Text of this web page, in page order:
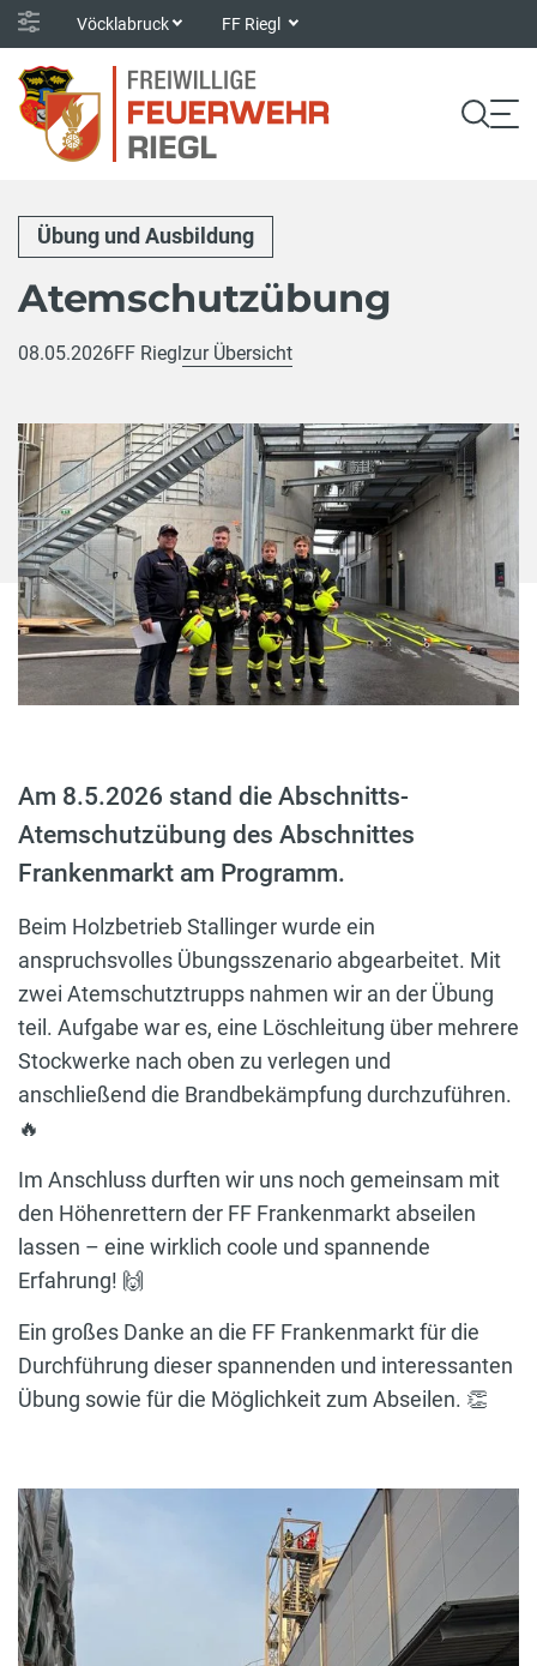
Vöcklabruck FF Riegl
Übung und Ausbildung
Atemschutzübung
08.05.2026FF Rieglzur Übersicht
Am 8.5.2026 stand die Abschnitts-
Atemschutzübung des Abschnittes
Frankenmarkt am Programm.
Beim Holzbetrieb Stallinger wurde ein
anspruchsvolles Übungsszenario abgearbeitet. Mit
zwei Atemschutztrupps nahmen wir an der Übung
teil. Aufgabe war es, eine Löschleitung über mehrere
Stockwerke nach oben zu verlegen und
anschließend die Brandbekämpfung durchzuführen.
🔥
Im Anschluss durften wir uns noch gemeinsam mit
den Höhenrettern der FF Frankenmarkt abseilen
lassen – eine wirklich coole und spannende
Erfahrung! 🙌
Ein großes Danke an die FF Frankenmarkt für die
Durchführung dieser spannenden und interessanten
Übung sowie für die Möglichkeit zum Abseilen. 👏